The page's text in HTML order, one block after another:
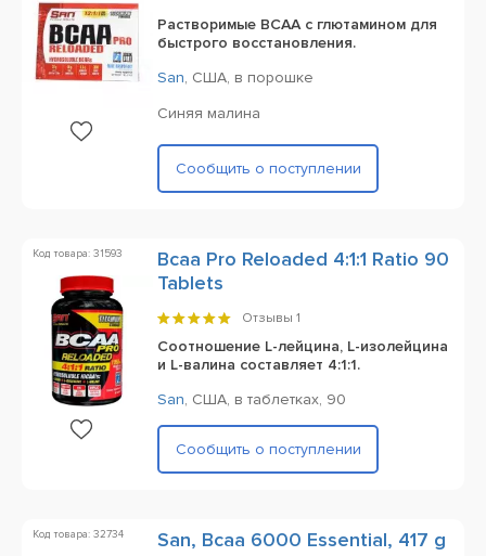
Растворимые BCAA с глютамином для
быстрого восстановления.
San, США, в порошке
Синяя малина
Сообщить о поступлении
Код товара: 31593
Bcaa Pro Reloaded 4:1:1 Ratio 90
Tablets
Отзывы 1
Соотношение L-лейцина, L-изолейцина
и L-валина составляет 4:1:1.
San, США, в таблетках, 90
Сообщить о поступлении
Код товара: 32734 San, Bcaa 6000 Essential, 417 g